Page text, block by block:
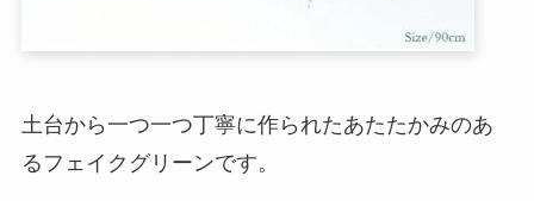
土台から一つ一つ丁寧に作られたあたたかみのあ
るフェイクグリーンです。